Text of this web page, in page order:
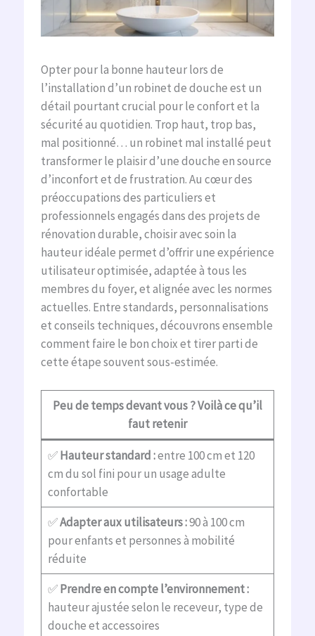
Opter pour la bonne hauteur lors de
l’installation d’un robinet de douche est un
détail pourtant crucial pour le confort et la
sécurité au quotidien. Trop haut, trop bas,
mal positionné… un robinet mal installé peut
transformer le plaisir d’une douche en source
d’inconfort et de frustration. Au cœur des
préoccupations des particuliers et
professionnels engagés dans des projets de
rénovation durable, choisir avec soin la
hauteur idéale permet d’offrir une expérience
utilisateur optimisée, adaptée à tous les
membres du foyer, et alignée avec les normes
actuelles. Entre standards, personnalisations
et conseils techniques, découvrons ensemble
comment faire le bon choix et tirer parti de
cette étape souvent sous-estimée.
Peu de temps devant vous ? Voilà ce qu’il
faut retenir
✅Hauteur standard :entre 100 cm et 120
cm du sol fini pour un usage adulte
confortable
✅Adapter aux utilisateurs :90 à 100 cm
pour enfants et personnes à mobilité
réduite
✅Prendre en compte l’environnement :
hauteur ajustée selon le receveur, type de
douche et accessoires